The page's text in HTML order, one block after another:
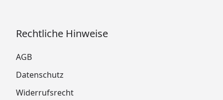
Rechtliche Hinweise
AGB
Datenschutz
Widerrufsrecht